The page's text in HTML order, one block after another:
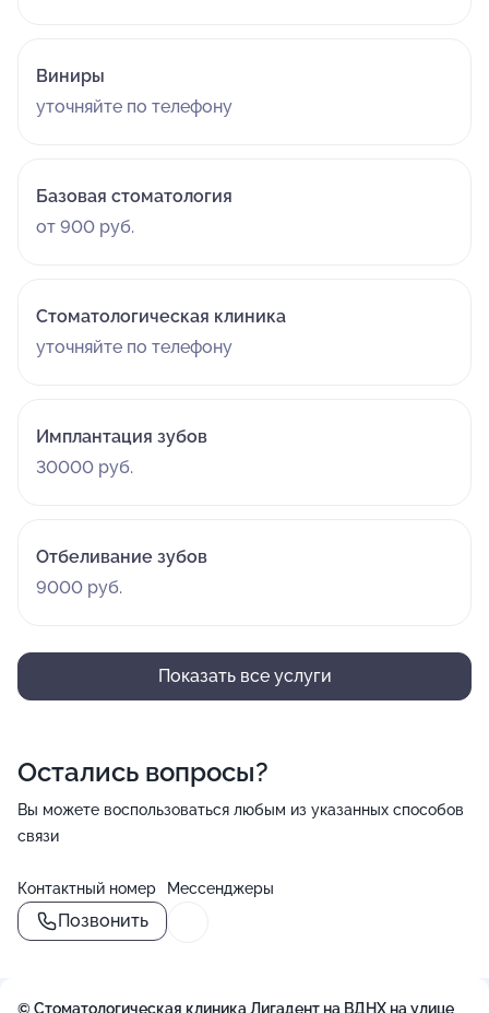
Виниры
уточняйте по телефону
Базовая стоматология
от 900 руб.
Стоматологическая клиника
уточняйте по телефону
Имплантация зубов
30000 руб.
Отбеливание зубов
9000 руб.
Показать все услуги
Остались вопросы?
Вы можете воспользоваться любым из указанных способов
связи
Контактный номер
Позвонить
Мессенджеры
© Стоматологическая клиника Лигадент на ВДНХ на улице